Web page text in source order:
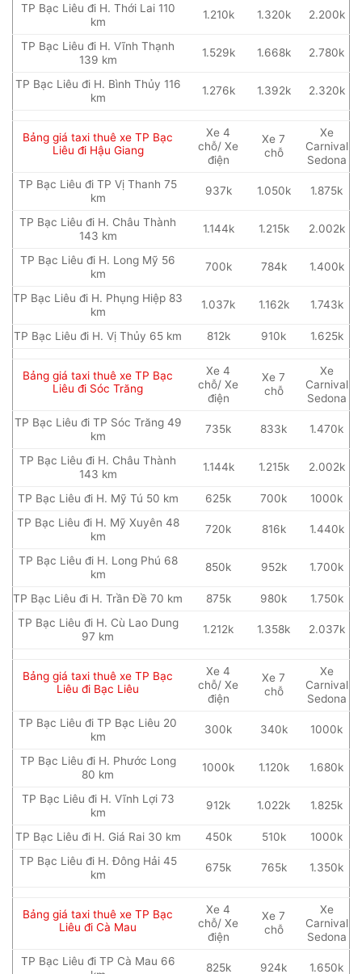
TP Bạc Liêu đi H. Thới Lai 110
km
1.210k 1.320k 2.200k
TP Bạc Liêu đi H. Vĩnh Thạnh
139 km
1.529k 1.668k 2.780k
TP Bạc Liêu đi H. Bình Thủy 116
km
1.276k 1.392k 2.320k
Bảng giá taxi thuê xe TP Bạc
Liêu đi Hậu Giang
Xe 4
chỗ/ Xe
điện
Xe 7
chỗ
Xe
Carnival
Sedona
TP Bạc Liêu đi TP Vị Thanh 75
km
937k 1.050k 1.875k
TP Bạc Liêu đi H. Châu Thành
143 km
1.144k 1.215k 2.002k
TP Bạc Liêu đi H. Long Mỹ 56
km
700k 784k 1.400k
TP Bạc Liêu đi H. Phụng Hiệp 83
km
1.037k 1.162k 1.743k
TP Bạc Liêu đi H. Vị Thủy 65 km 812k 910k 1.625k
Bảng giá taxi thuê xe TP Bạc
Liêu đi Sóc Trăng
Xe 4
chỗ/ Xe
điện
Xe 7
chỗ
Xe
Carnival
Sedona
TP Bạc Liêu đi TP Sóc Trăng 49
km
735k 833k 1.470k
TP Bạc Liêu đi H. Châu Thành
143 km
1.144k 1.215k 2.002k
TP Bạc Liêu đi H. Mỹ Tú 50 km 625k 700k
1000k
TP Bạc Liêu đi H. Mỹ Xuyên 48
km
720k 816k 1.440k
TP Bạc Liêu đi H. Long Phú 68
km
850k 952k 1.700k
TP Bạc Liêu đi H. Trần Đề 70 km 875k 980k
1.750k
TP Bạc Liêu đi H. Cù Lao Dung
97 km
1.212k 1.358k 2.037k
Bảng giá taxi thuê xe TP Bạc
Liêu đi Bạc Liêu
Xe 4
chỗ/ Xe
điện
Xe 7
chỗ
Xe
Carnival
Sedona
TP Bạc Liêu đi TP Bạc Liêu 20
km
300k 340k 1000k
TP Bạc Liêu đi H. Phước Long
80 km
1000k 1.120k 1.680k
TP Bạc Liêu đi H. Vĩnh Lợi 73
km
912k 1.022k 1.825k
TP Bạc Liêu đi H. Giá Rai 30 km 450k 510k
1000k
TP Bạc Liêu đi H. Đông Hải 45
km
675k 765k 1.350k
Bảng giá taxi thuê xe TP Bạc
Liêu đi Cà Mau
Xe 4
chỗ/ Xe
điện
Xe 7
chỗ
Xe
Carnival
Sedona
TP Bạc Liêu đi TP Cà Mau 66
825k 924k 1.650k